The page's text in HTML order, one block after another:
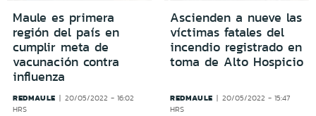
Maule es primera
región del país en
cumplir meta de
vacunación contra
influenza
REDMAULE
20/05/2022 - 16:02
HRS
Ascienden a nueve las
víctimas fatales del
incendio registrado en
toma de Alto Hospicio
REDMAULE
20/05/2022 - 15:47
HRS